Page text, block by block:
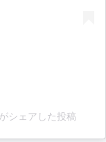
シェアした投稿